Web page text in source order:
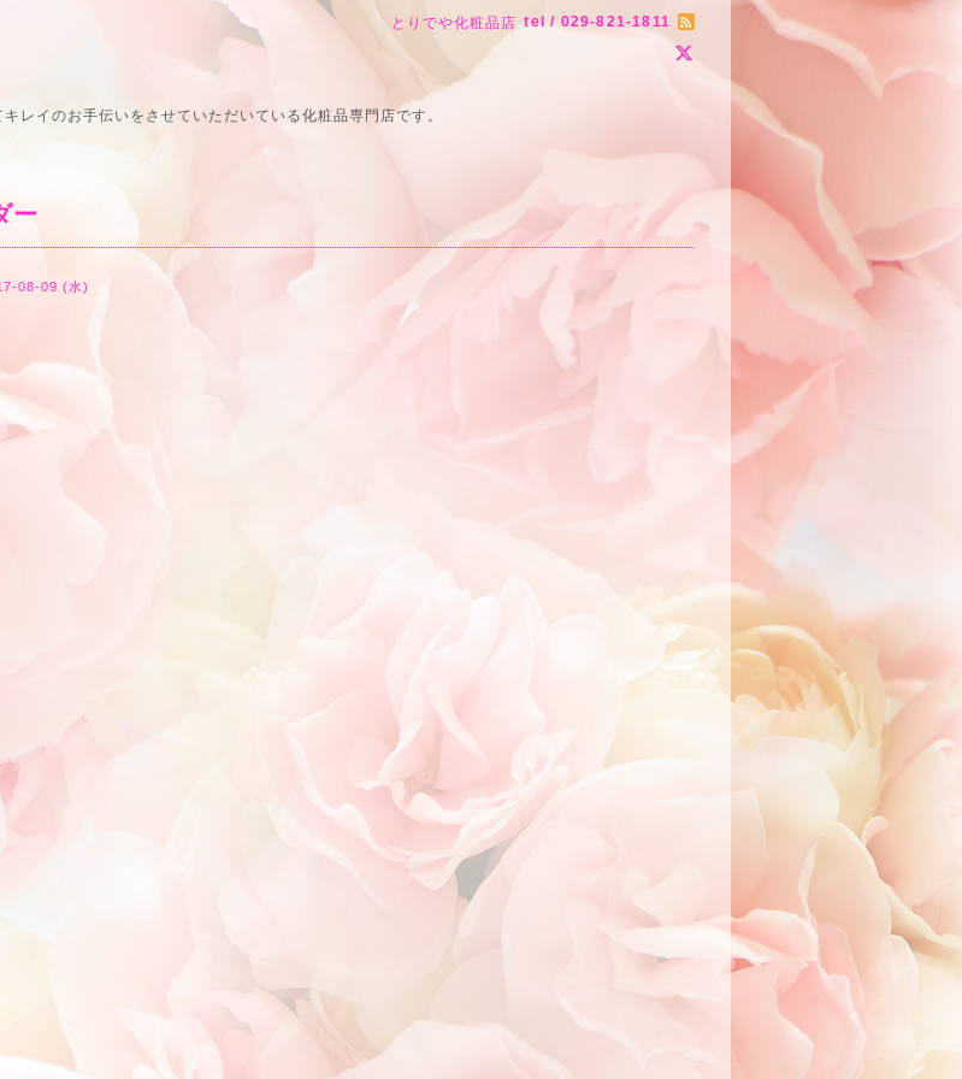
とりでや化粧品店 tel / 029-821-1811
レイのお手伝いをさせていただいている化粧品専門店です。
ー
08-09 (水)